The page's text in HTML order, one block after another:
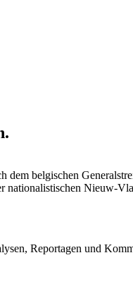
belgischen
nationalistischen Nieuw-
Reportagen und